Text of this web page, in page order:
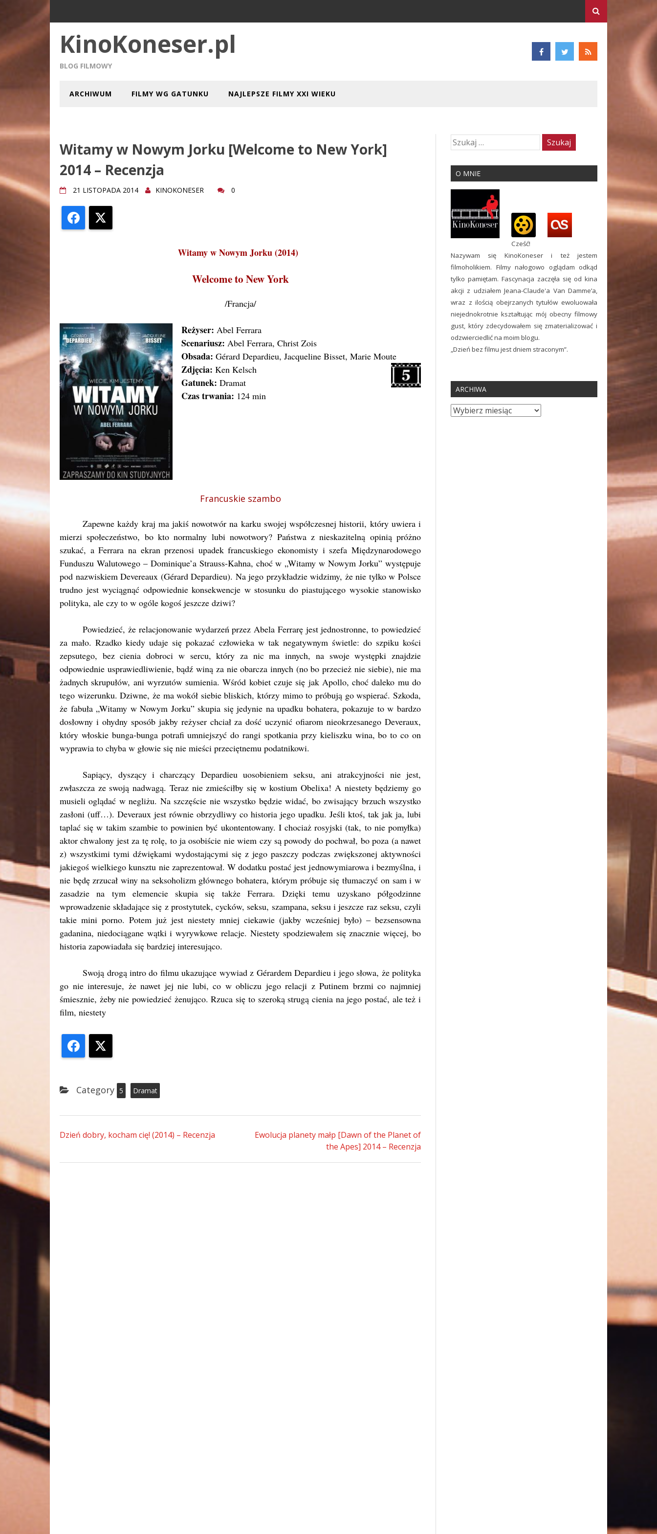
KinoKoneser.pl
BLOG FILMOWY
ARCHIWUM FILMY WG GATUNKU NAJLEPSZE FILMY XXI WIEKU
Witamy w Nowym Jorku [Welcome to New York]
2014 – Recenzja
21 LISTOPADA 2014 KINOKONESER 0
Facebook
Witamy w Nowym Jorku (2014)
Welcome to New York
/Francja/
Reżyser: Abel Ferrara
Scenariusz: Abel Ferrara, Christ Zois
Obsada: Gérard Depardieu, Jacqueline Bisset, Marie Moute
Zdjęcia: Ken Kelsch
Gatunek: Dramat
Czas trwania: 124 min
Francuskie szambo
Zapewne każdy kraj ma jakiś nowotwór na karku swojej współczesnej historii, który uwiera i
mierzi społeczeństwo, bo kto normalny lubi nowotwory? Państwa z nieskazitelną opinią próżno
szukać, a Ferrara na ekran przenosi upadek francuskiego ekonomisty i szefa Międzynarodowego
Funduszu Walutowego – Dominique’a Strauss-Kahna, choć w „Witamy w Nowym Jorku” występuje
pod nazwiskiem Devereaux (Gérard Depardieu). Na jego przykładzie widzimy, że nie tylko w Polsce
trudno jest wyciągnąć odpowiednie konsekwencje w stosunku do piastującego wysokie stanowisko
polityka, ale czy to w ogóle kogoś jeszcze dziwi?
Powiedzieć, że relacjonowanie wydarzeń przez Abela Ferrarę jest jednostronne, to powiedzieć
za mało. Rzadko kiedy udaje się pokazać człowieka w tak negatywnym świetle: do szpiku kości
zepsutego, bez cienia dobroci w sercu, który za nic ma innych, na swoje występki znajdzie
odpowiednie usprawiedliwienie, bądź winą za nie obarcza innych (no bo przecież nie siebie), nie ma
żadnych skrupułów, ani wyrzutów sumienia. Wśród kobiet czuje się jak Apollo, choć daleko mu do
tego wizerunku. Dziwne, że ma wokół siebie bliskich, którzy mimo to próbują go wspierać. Szkoda,
że fabuła „Witamy w Nowym Jorku” skupia się jedynie na upadku bohatera, pokazuje to w bardzo
dosłowny i ohydny sposób jakby reżyser chciał za dość uczynić ofiarom nieokrzesanego Deveraux,
który włoskie bunga-bunga potrafi umniejszyć do rangi spotkania przy kieliszku wina, bo to co on
wyprawia to chyba w głowie się nie mieści przeciętnemu podatnikowi.
Sapiący, dyszący i charczący Depardieu uosobieniem seksu, ani atrakcyjności nie jest,
zwłaszcza ze swoją nadwagą. Teraz nie zmieściłby się w kostium Obelixa! A niestety będziemy go
musieli oglądać w negliżu. Na szczęście nie wszystko będzie widać, bo zwisający brzuch wszystko
zasłoni (uff…). Deveraux jest równie obrzydliwy co historia jego upadku. Jeśli ktoś, tak jak ja, lubi
taplać się w takim szambie to powinien być ukontentowany. I chociaż rosyjski (tak, to nie pomyłka)
aktor chwalony jest za tę rolę, to ja osobiście nie wiem czy są powody do pochwał, bo poza (a nawet
z) wszystkimi tymi dźwiękami wydostającymi się z jego paszczy podczas zwiększonej aktywności
jakiegoś wielkiego kunsztu nie zaprezentował. W dodatku postać jest jednowymiarowa i bezmyślna, i
nie będę zrzucał winy na seksoholizm głównego bohatera, którym próbuje się tłumaczyć on sam i w
zasadzie na tym elemencie skupia się także Ferrara. Dzięki temu uzyskano półgodzinne
wprowadzenie składające się z prostytutek, cycków, seksu, szampana, seksu i jeszcze raz seksu, czyli
takie mini porno. Potem już jest niestety mniej ciekawie (jakby wcześniej było) – bezsensowna
gadanina, niedociągane wątki i wyrywkowe relacje. Niestety spodziewałem się znacznie więcej, bo
historia zapowiadała się bardziej interesująco.
Swoją drogą intro do filmu ukazujące wywiad z Gérardem Depardieu i jego słowa, że polityka
go nie interesuje, że nawet jej nie lubi, co w obliczu jego relacji z Putinem brzmi co najmniej
śmiesznie, żeby nie powiedzieć żenująco. Rzuca się to szeroką strugą cienia na jego postać, ale też i
film, niestety
Facebook
Category 5 Dramat
Dzień dobry, kocham cię! (2014) – Recenzja
Ewolucja planety małp [Dawn of the Planet of
the Apes] 2014 – Recenzja
O MNIE
Cześć!
Nazywam się KinoKoneser i też jestem
filmoholikiem. Filmy nałogowo oglądam odkąd
tylko pamiętam. Fascynacja zaczęła się od kina
akcji z udziałem Jeana-Claude'a Van Damme’a,
wraz z ilością obejrzanych tytułów ewoluowała
niejednokrotnie kształtując mój obecny filmowy
gust, który zdecydowałem się zmaterializować i
odzwierciedlić na moim blogu.
„Dzień bez filmu jest dniem straconym”.
ARCHIWA